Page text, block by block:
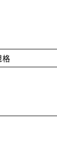
格